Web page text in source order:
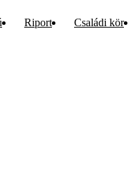
Riport Családi kör